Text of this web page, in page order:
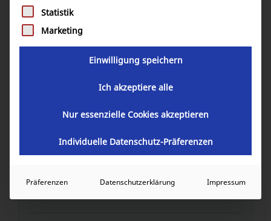
14,55€ inkl. 0% MwSt.
17,31€inkl. 19% MwSt.
SCA000500100
Statistik
Marketing
Einwilligung speichern
Ich akzeptiere alle
Nur essenzielle Cookies akzeptieren
Individuelle Datenschutz-Präferenzen
Präferenzen Datenschutzerklärung Impressum